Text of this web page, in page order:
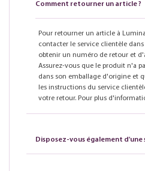
Comment retourner un article ?
Pour retourner un article à
contacter le service clientèle
obtenir un numéro de retour et
Assurez-vous que le produit n'a
dans son emballage d'origine et
les instructions du service
votre retour. Pour plus
Disposez-vous également d'une